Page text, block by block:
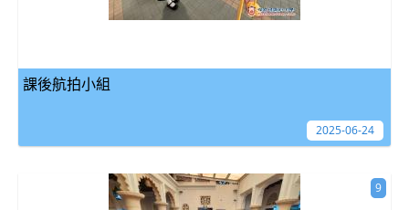
課後航拍小組
2025-06-24
9